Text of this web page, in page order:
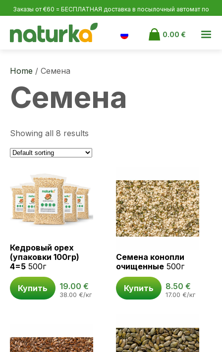
Заказы от €60 = БЕСПЛАТНАЯ доставка в посылочный автомат по
0.00€
Home / Семена
Семена
Showing all 8 results
Кедровый орех
(упаковки 100гр)
4=5 500г
Купить 19.00 €
38.00 €/кг
Семена конопли
очищенные 500г
Купить 8.50 €
17.00 €/кг